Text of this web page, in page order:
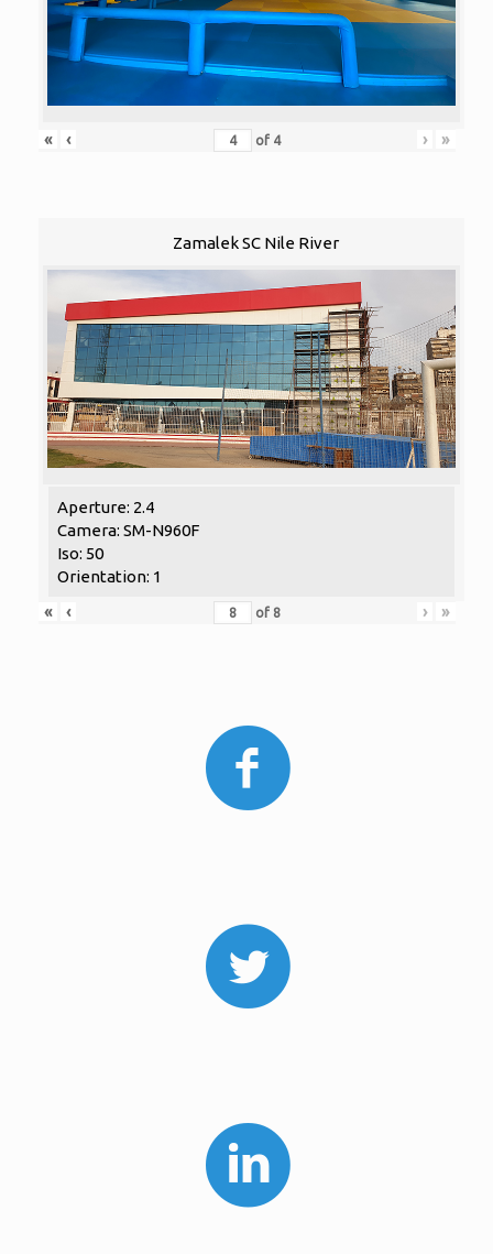
« ‹ of 4 › »
Zamalek SC Nile River
Aperture: 2.4
Camera: SM-N960F
Iso: 50
Orientation: 1
«
‹ of 8 › »